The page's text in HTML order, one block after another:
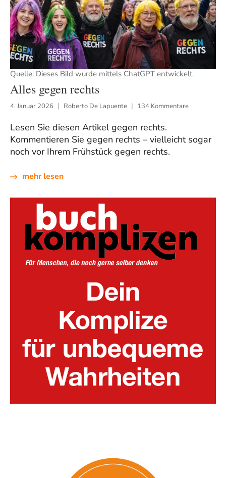
Quelle: Dieses Bild wurde mittels ChatGPT entwickelt.
Alles gegen rechts
4. Januar 2026 Roberto De Lapuente 134 Kommentare
Lesen Sie diesen Artikel gegen rechts.
Kommentieren Sie gegen rechts – vielleicht sogar
noch vor Ihrem Frühstück gegen rechts.
mehr lesen